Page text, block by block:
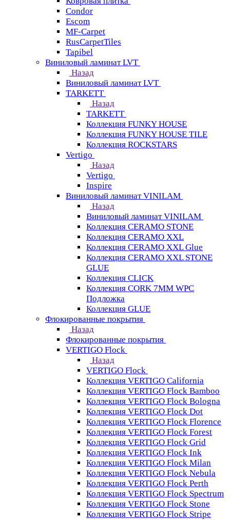
Condor
Escom
MF-Carpet
RusCarpetTiles
Tapibel
Виниловый ламинат LVT
Назад
Виниловый ламинат LVT
TARKETT
Назад
TARKETT
Коллекция FUNKY HOUSE
Коллекция FUNKY HOUSE TILE
Коллекция ROCKSTARS
Vertigo
Назад
Vertigo
Inspire
Виниловый ламинат VINILAM
Назад
Виниловый ламинат VINILAM
Коллекция CERAMO STONE
Коллекция CERAMO XXL
Коллекция CERAMO XXL Glue
Коллекция CERAMO XXL STONE
GLUE
Коллекция CLICK
Коллекция CORK 7MM WPC
Подложка
Коллекция GLUE
Флокированные покрытия
Назад
Флокированные покрытия
VERTIGO Flock
Назад
VERTIGO Flock
Коллекция VERTIGO California
Коллекция VERTIGO Flock Bamboo
Коллекция VERTIGO Flock Bologna
Коллекция VERTIGO Flock Dot
Коллекция VERTIGO Flock Florence
Коллекция VERTIGO Flock Forest
Коллекция VERTIGO Flock Grid
Коллекция VERTIGO Flock Ink
Коллекция VERTIGO Flock Milan
Коллекция VERTIGO Flock Nebula
Коллекция VERTIGO Flock Perth
Коллекция VERTIGO Flock Spectrum
Коллекция VERTIGO Flock Stone
Коллекция VERTIGO Flock Stripe